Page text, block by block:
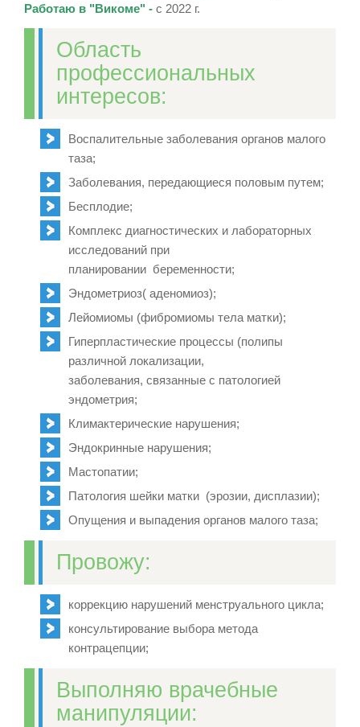
Работаю в "Викоме" - с 2022 г.
Область
профессиональных
интересов:
Воспалительные заболевания органов малого
таза;
Заболевания, передающиеся половым путем;
Бесплодие;
Комплекс диагностических и лабораторных
исследований при
планировании беременности;
Эндометриоз( аденомиоз);
Лейомиомы (фибромиомы тела матки);
Гиперпластические процессы (полипы
различной локализации,
заболевания, связанные с патологией
эндометрия;
Климактерические нарушения;
Эндокринные нарушения;
Мастопатии;
Патология шейки матки (эрозии, дисплазии);
Опущения и выпадения органов малого таза;
Провожу:
коррекцию нарушений менструального цикла;
консультирование выбора метода
контрацепции;
Выполняю врачебные
манипуляции: